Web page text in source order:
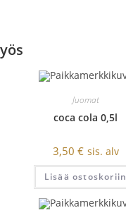
Juomat
coca cola 0,5l
3,50 € sis. alv
Lisää ostoskoriin